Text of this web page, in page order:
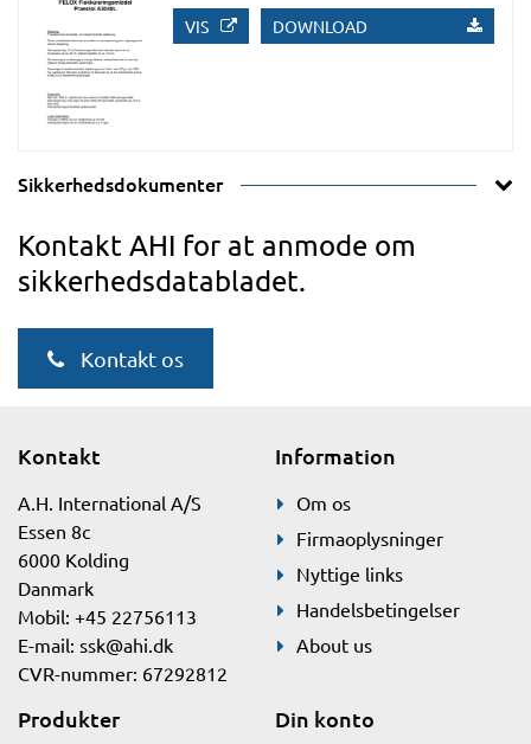
VIS DOWNLOAD
Sikkerhedsdokumenter
Kontakt AHI for at anmode om
sikkerhedsdatabladet.
Kontakt os
Kontakt
A.H. International A/S
Essen 8c
6000 Kolding
Danmark
Mobil: +45 22756113
E-mail: ssk@ahi.dk
CVR-nummer: 67292812
Information
Om os
Firmaoplysninger
Nyttige links
Handelsbetingelser
About us
Produkter Din konto